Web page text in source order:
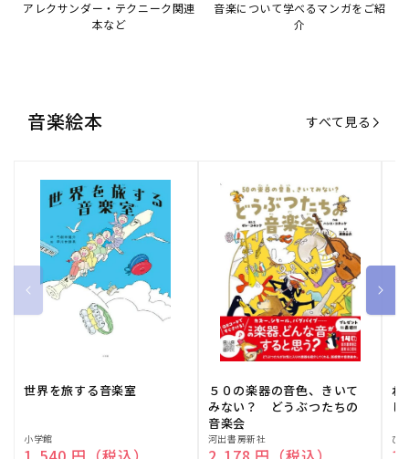
アレクサンダー・テクニーク関連
本など
音楽について学べるマンガをご紹
介
音楽絵本 すべて見る
世界を旅する音楽室
販
小学館
５０の楽器の音色、きいて
みない？ どうぶつたちの
音楽会
販
河出書房新社
ね
販ひ